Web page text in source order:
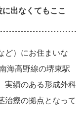
出なくてもここ
ど）にお住まいな
海高野線の堺東駅
実績のある形成外科
治療の拠点となって